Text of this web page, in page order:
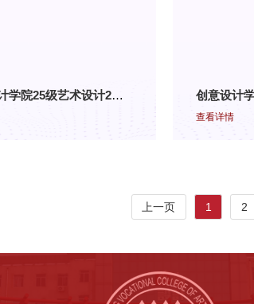
创意设计学院25级艺术设计2班 《标志设计》结课作品展（二）
查看详情
上一页 1 2